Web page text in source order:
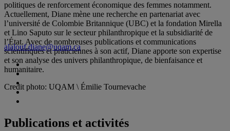
politiques de renforcement économique des femmes notamment.
Actuellement, Diane mène une recherche en partenariat avec
l’université de Colombie Britannique (UBC) et la fondation Mirella
et Lino Saputo sur le secteur philanthropique et la subsidiarité de
l’État. Avec de nombreuses publications et communications
scientifiques et praticiennes à son actif, Diane apporte son expertise
et son analyse des univers philanthropique, de bienfaisance et
humanitaire.
Credit photo: UQAM \ Émilie Tournevache
alalouf.diane@uqam.ca
Publications et activités